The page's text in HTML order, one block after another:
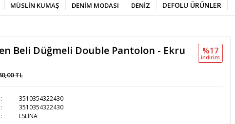
MÜSLİN KUMAŞ DENIM MODASI DENİZ DEFOLU ÜRÜNLER
Beli Düğmeli Double Pantolon - Ekru
TL
%17
i̇ndi̇ri̇m
3510354322430
3510354322430
ESLİNA